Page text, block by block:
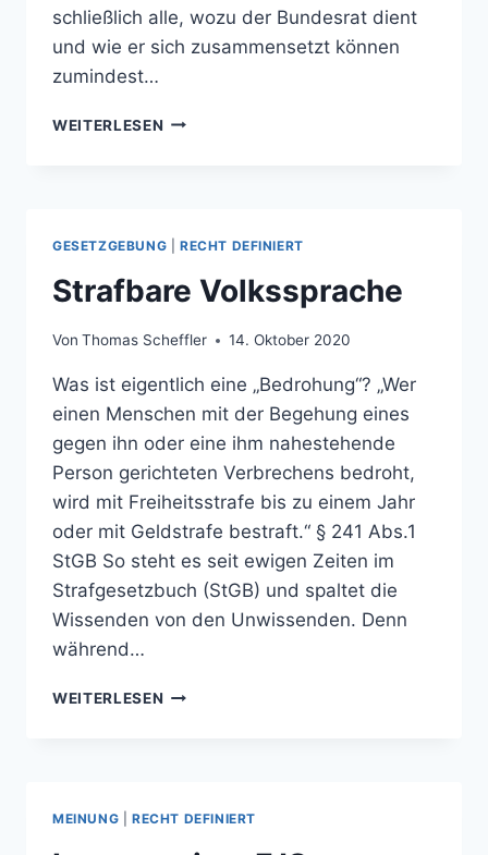
schließlich alle, wozu der Bundesrat dient
und wie er sich zusammensetzt können
zumindest…
WEITERLESEN VOM
GESETZGEBUNG RECHT DEFINIERT
Strafbare Volkssprache
Von Thomas Scheffler 14. Oktober 2020
Was ist eigentlich eine „Bedrohung“? „Wer
einen Menschen mit der Begehung eines
gegen ihn oder eine ihm nahestehende
Person gerichteten Verbrechens bedroht,
wird mit Freiheitsstrafe bis zu einem Jahr
oder mit Geldstrafe bestraft.“ § 241 Abs.1
StGB So steht es seit ewigen Zeiten im
Strafgesetzbuch (StGB) und spaltet die
Wissenden von den Unwissenden. Denn
während…
WEITERLESEN STRAFBARE
MEINUNG RECHT DEFINIERT